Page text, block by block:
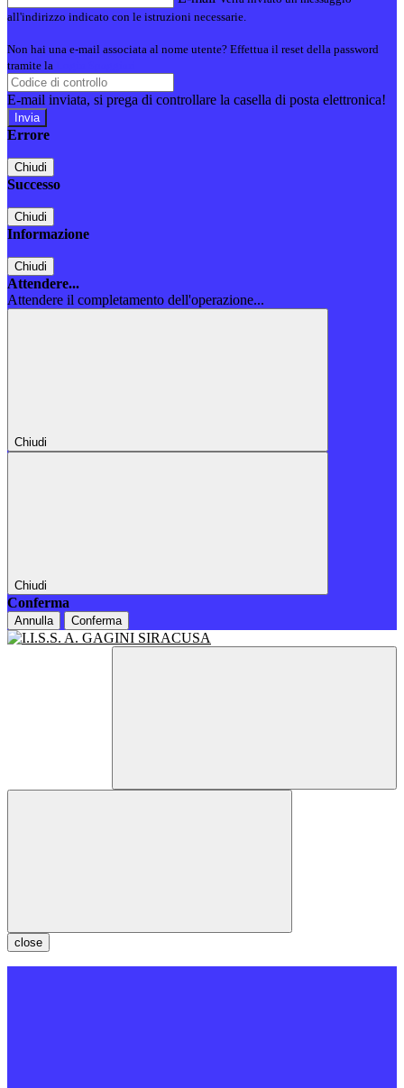
all'indirizzo indicato con le istruzioni necessarie.
Non hai una e-mail associata al nome utente? Effettua il reset della password
tramite la
E-mail inviata, si prega di controllare la casella di posta elettronica!
Errore
Chiudi
Successo
Chiudi
Informazione
Chiudi
Attendere...
Attendere il completamento dell'operazione...
Chiudi
Chiudi
Conferma
Annulla Conferma
close